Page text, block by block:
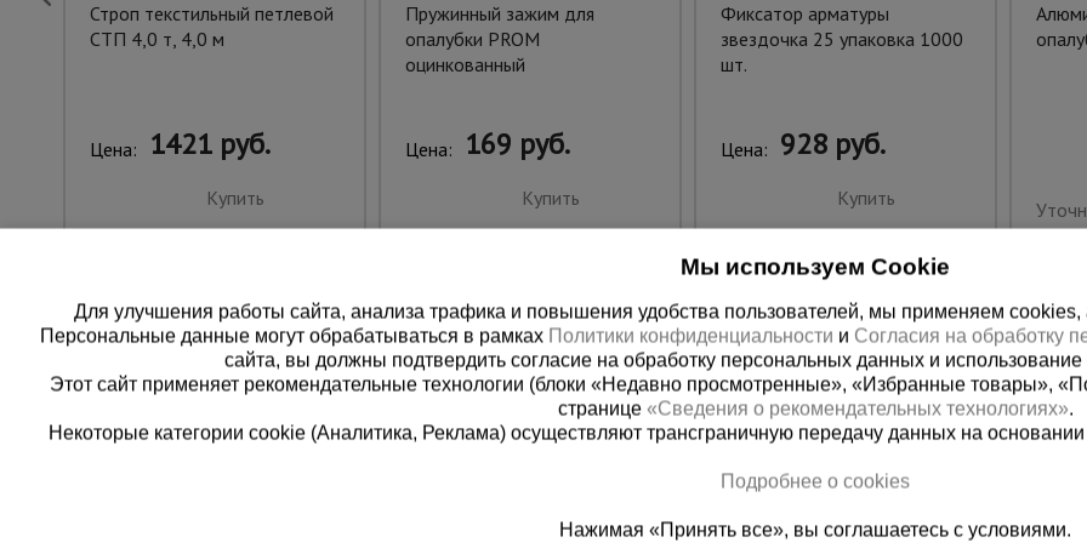
Строп текстильный петлевой
СТП 4,0 т, 4,0 м
Цена: 1421 руб.
Купить
Пружинный зажим для
опалубки PROM
оцинкованный
Цена: 169 руб.
Купить
Фиксатор арматуры
звездочка 25 упаковка 1000
шт.
Цена: 928 руб.
Купить
8 (800) 200-25-90 +7 (727)
Мы используем Cookie
Для улучшения работы сайта, анализа трафика и повышения удобства пользователей, мы применяем cookies,
Персональные данные могут обрабатываться в рамках Политики конфиденциальности и Согласия на обработку
сайта, вы должны подтвердить согласие на обработку персональных данных и
Этот сайт применяет рекомендательные технологии (блоки «Недавно просмотренные», «Избранные товары»,
странице «Сведения о рекомендательных технологиях».
Некоторые категории cookie (Аналитика, Реклама) осуществляют трансграничную передачу данных на
Подробнее о cookies
Нажимая «Принять все», вы соглашаетесь с условиями.